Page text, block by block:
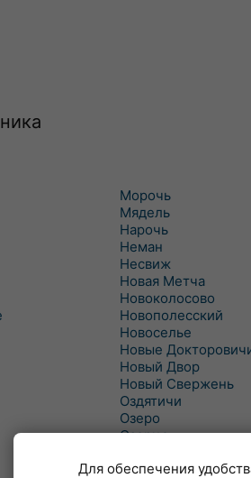
Морочь
Мядель
Нарочь
Неман
Несвиж
Новая Метча
Новоколосово
Новополесский
Новоселье
Новые
Новый Двор
Новый Свержень
Оздятичи
Озеро
Озерцо
Октябрь
Для обеспечения